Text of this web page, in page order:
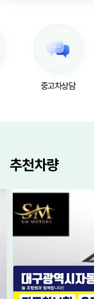
중고차상담
추천차량